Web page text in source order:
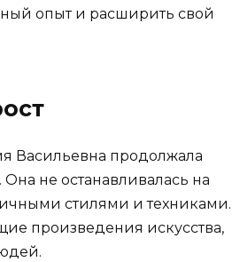
опыт и расширить свой
Васильевна продолжала
Она не останавливалась на
стилями и техниками.
произведения искусства,